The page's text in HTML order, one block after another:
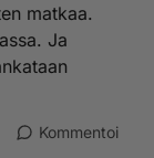
matkaa.
Ja
Kommentoi